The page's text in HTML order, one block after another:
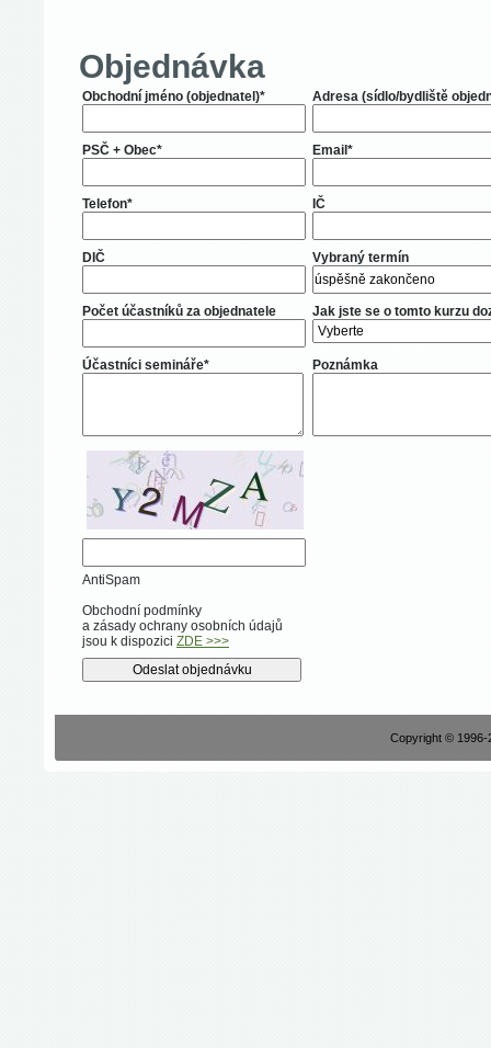
Objednávka
Obchodní jméno (objednatel)* Adresa (sídlo/bydliště
PSČ + Obec* Email*
Telefon* IČ
DIČ Vybraný termín
Počet účastníků za objednatele Jak jste se o tomto kurzu
Účastníci semináře* Poznámka
AntiSpam
Obchodní podmínky
a zásady ochrany osobních údajů
jsou k dispozici ZDE >>>
Copyright © 1996-